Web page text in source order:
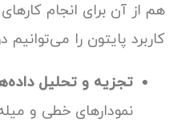
هم از آن برای انجام
کاربرد پایتون را
تجزیه و تحلیل
نمودارهای خطی و